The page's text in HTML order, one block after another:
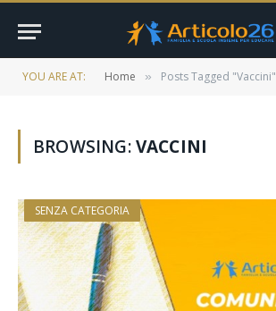
YOU ARE AT: Home » Posts Tagged "Vaccini"
BROWSING:VACCINI
SENZA CATEGORIA